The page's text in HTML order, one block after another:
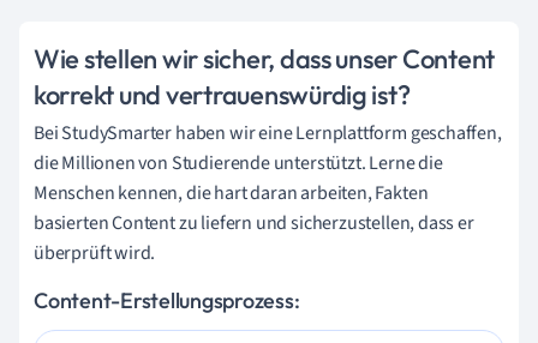
Wie stellen wir sicher, dass unser Content
korrekt und vertrauenswürdig ist?
Bei StudySmarter haben wir eine Lernplattform geschaffen,
die Millionen von Studierende unterstützt. Lerne die
Menschen kennen, die hart daran arbeiten, Fakten
basierten Content zu liefern und sicherzustellen, dass er
überprüft wird.
Content-Erstellungsprozess: